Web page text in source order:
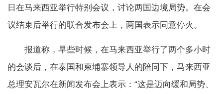
日在马来西亚举行特别会议，讨论两国边境局势。在会
议结束后举行的联合发布会上，两国表示同意停火。
报道称，早些时候，在马来西亚举行了两个多小时
的会谈后，在泰国和柬埔寨领导人的陪同下，马来西亚
总理安瓦尔在新闻发布会上表示：“这是迈向缓和局势、